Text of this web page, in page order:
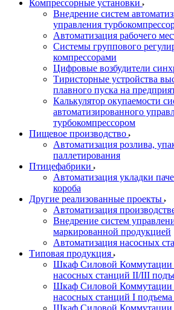
Компрессорные установки
Внедрение систем
управления
Автоматизация рабочего
Системы группового
компрессорами
Цифровые возбудители
Тиристорные устройства
плавного пуска на
Калькулятор окупаемости
автоматизированного
турбокомпрессором
Пищевое производство
Автоматизация розлива,
паллетирования
Птицефабрики
Автоматизация укладки
короба
Другие реализованные проекты
Автоматизация
Внедрение систем
маркированной продукцией
Автоматизация насосных
Типовая продукция
Шкаф Силовой Коммутации
насосных станций II/III
Шкаф Силовой Коммутации
насосных станций I
Шкаф Силовой Коммутации